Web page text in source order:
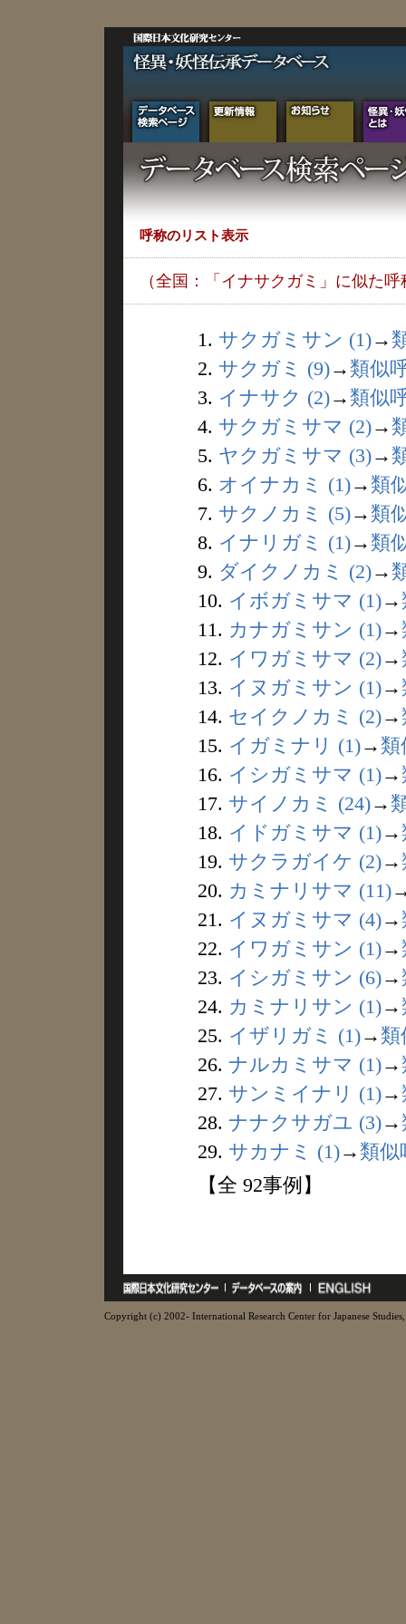
呼称のリスト表示
（全国：「イナサクガミ」に似た呼
1. サクガミサン (1)→
2. サクガミ (9)→ 類似
3. イナサク (2)→ 類似
4. サクガミサマ (2)→
5. ヤクガミサマ (3)→
6. オイナカミ (1)→ 類
7. サクノカミ (5)→ 類
8. イナリガミ (1)→ 類
9. ダイクノカミ (2)→
10. イボガミサマ (1)→
11. カナガミサン (1)→
12. イワガミサマ (2)→
13. イヌガミサン (1)→
14. セイクノカミ (2)→
15. イガミナリ (1)→ 類
16. イシガミサマ (1)→
17. サイノカミ (24)→
18. イドガミサマ (1)→
19. サクラガイケ (2)→
20. カミナリサマ (11)
21. イヌガミサマ (4)→
22. イワガミサン (1)→
23. イシガミサン (6)→
24. カミナリサン (1)→
25. イザリガミ (1)→ 類
26. ナルカミサマ (1)→
27. サンミイナリ (1)→
28. ナナクサガユ (3)→
29. サカナミ (1)→ 類似
【全 92事例】
Copyright (c) 2002- International Research Center for Japanese